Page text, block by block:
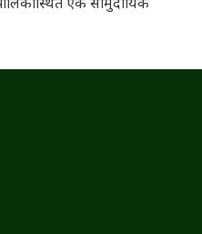
एक सामुदायिक